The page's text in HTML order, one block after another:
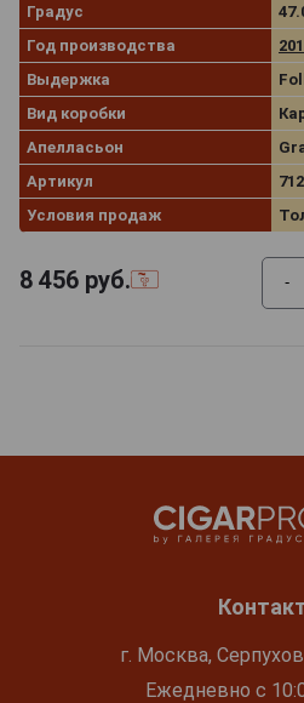
Градус
Год производства
Выдержка
Вид коробки
Апелласьон
Артикул
Условия продаж
8 456 руб. -
г. Москва,
Ежедневно с